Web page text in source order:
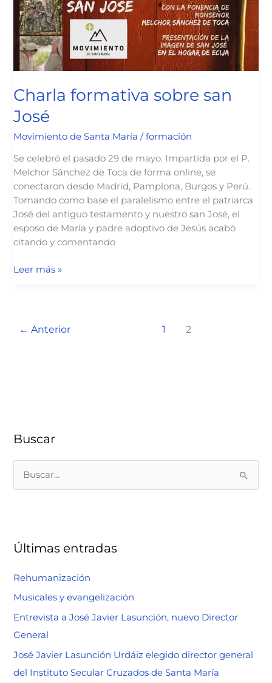
Charla formativa sobre san
José
Movimiento de Santa María /formación
Se celebró el pasado 29 de mayo. Impartida por el P.
Melchor Sánchez de Toca de forma online, se
conectaron desde Madrid, Pamplona, Burgos y Perú.
Tomando como base el paralelismo entre el patriarca
José del antiguo testamento y nuestro san José, el
esposo de María y padre adoptivo de Jesús acabó
citando y comentando
Charla
Leer más »
← Anterior 1 2
Buscar
p
o
Últimas entradas
Rehumanización
Musicales y evangelización
Entrevista a José Javier Lasunción, nuevo Director
General
José Javier Lasunción Urdáiz elegido director general
del Instituto Secular Cruzados de Santa María